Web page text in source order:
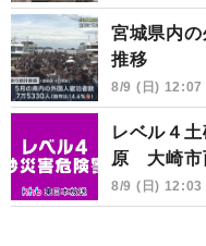
宮城県内
推移
8/9 (日) 12:07
レベル４
原 大崎市
8/9 (日) 12:03